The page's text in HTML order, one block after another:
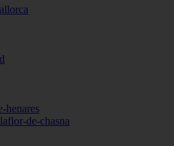
henares
de-chasna